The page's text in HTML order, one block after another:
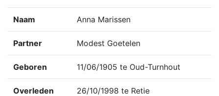
Naam Anna Marissen
Partner Modest Goetelen
Geboren 11/06/1905 te Oud-Turnhout
Overleden 26/10/1998 te Retie